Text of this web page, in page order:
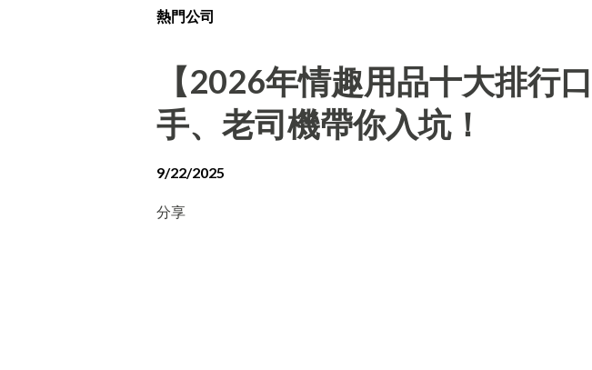
熱門公司
【2026年情趣用品十大排行
手、老司機帶你入坑！
9/22/2025
分享